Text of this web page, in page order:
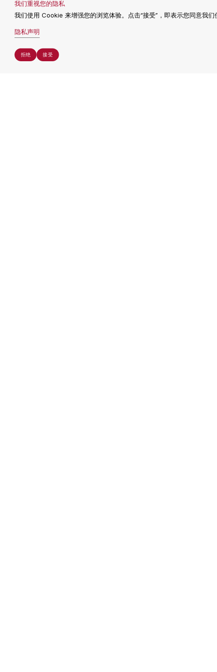
华瑭医疗发布2023年度ESG报告，承诺社
会责任，迈向可持续未来
我们将持续在环境保护、社会责任和公司治理方
面努力创新，与所有利益相关方共同迈向更可持
续的未来。
我们重视您的隐私
我们使用 Cookie 来增强您的浏览体验。点击“接受”，即表示您同意我
隐私声明
拒绝
拒绝 接受
接受